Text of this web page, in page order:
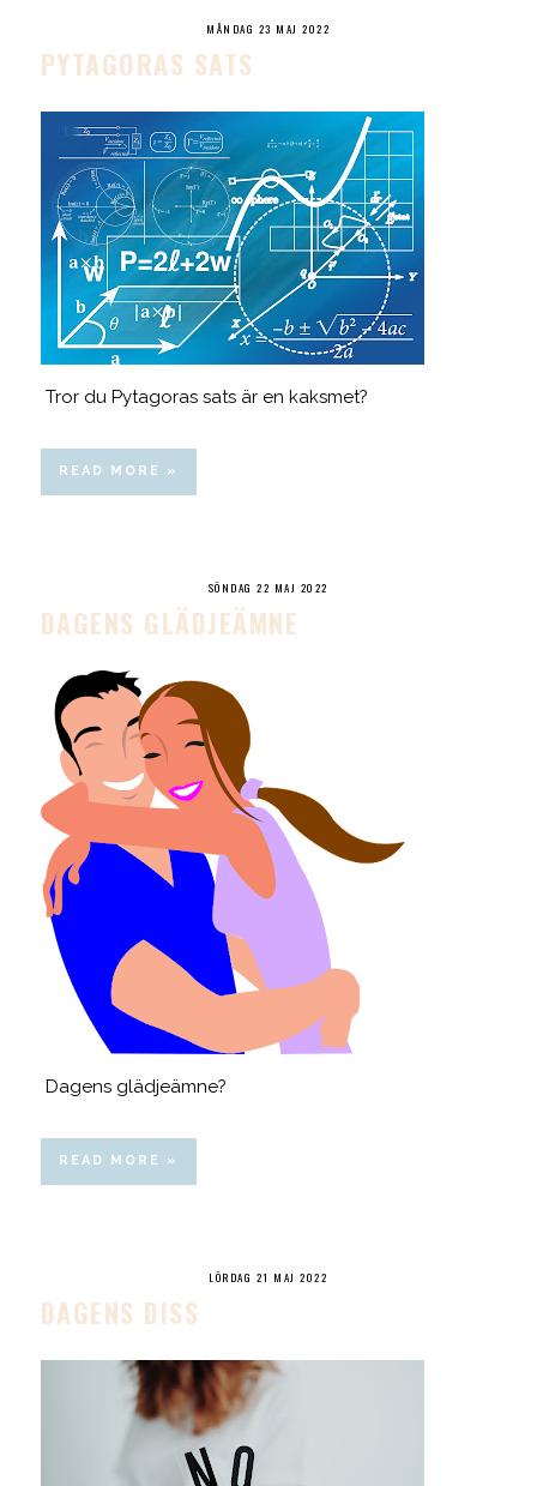
MÅNDAG 23 MAJ 2022
PYTAGORAS SATS
Tror du Pytagoras sats är en kaksmet?
READ MORE »
SÖNDAG 22 MAJ 2022
DAGENS GLÄDJEÄMNE
Dagens glädjeämne?
READ MORE »
LÖRDAG 21 MAJ 2022
DAGENS DISS